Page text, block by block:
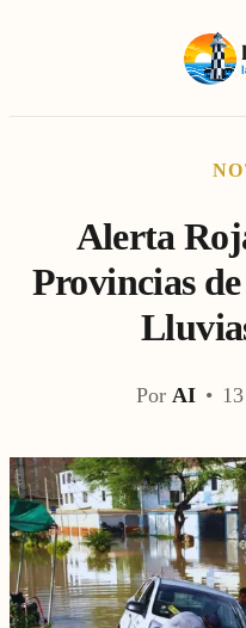
Alerta
Provincias
Por AI •